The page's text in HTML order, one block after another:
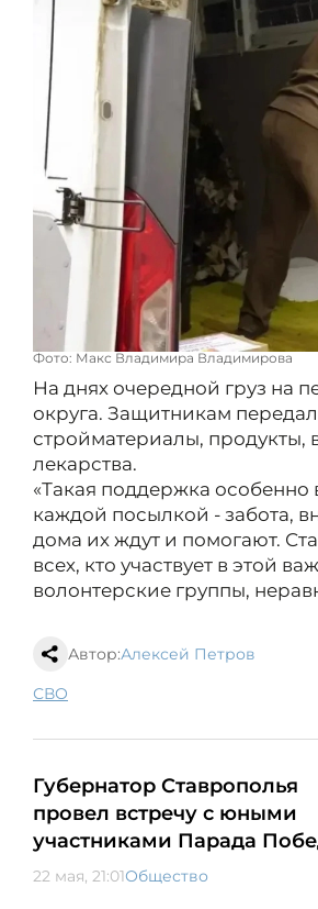
Фото: Макс Владимира Владимирова
На днях очередной груз на
округа. Защитникам
стройматериалы, продукты,
лекарства.
«Такая поддержка
каждой посылкой - забота,
дома их ждут и помогают.
всех, кто участвует в этой
волонтерские группы,
Автор:Алексей Петров
СВО
Губернатор Ставрополья
провел встречу с юными
участниками Парада
22 мая, 21:01Общество